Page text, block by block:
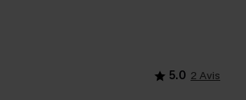
5.0 2 Avis